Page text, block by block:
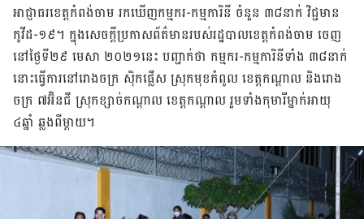
អាជ្ញាធ​រខេត្ត​កំពង់ចាម រក​ឃើញ​កម្មករ-កម្មការិនី ចំនួន ៣៨នាក់ វិជ្ជមាន​
កូវីដ-១៩។ ក្នុង​សេចក្តី​ប្រកាសព័ត៌មាន​របស់​រដ្ឋបាល​ខេត្ត​កំពង់ចាម ចេញ
នៅថ្ងៃទី​២៩ មេសា ២០២១នេះ បញ្ជាក់​ថា កម្មករ-កម្មការិនីទាំង ៣៨នាក់
នោះ​ធ្វើការ​នៅរោងចក្រ ស៊ិកផ្លើស ស្រុកមុខកំពូល ខេត្តកណ្តាល និង​រោង
ចក្រ ៧អ៊ិនជី ស្រុកខ្សាច់កណ្តាល ខេត្តកណ្តាល រួមទាំងកុមារីម្នាក់អាយុ
៤ឆ្នាំ ឆ្លងពីម្តាយ។